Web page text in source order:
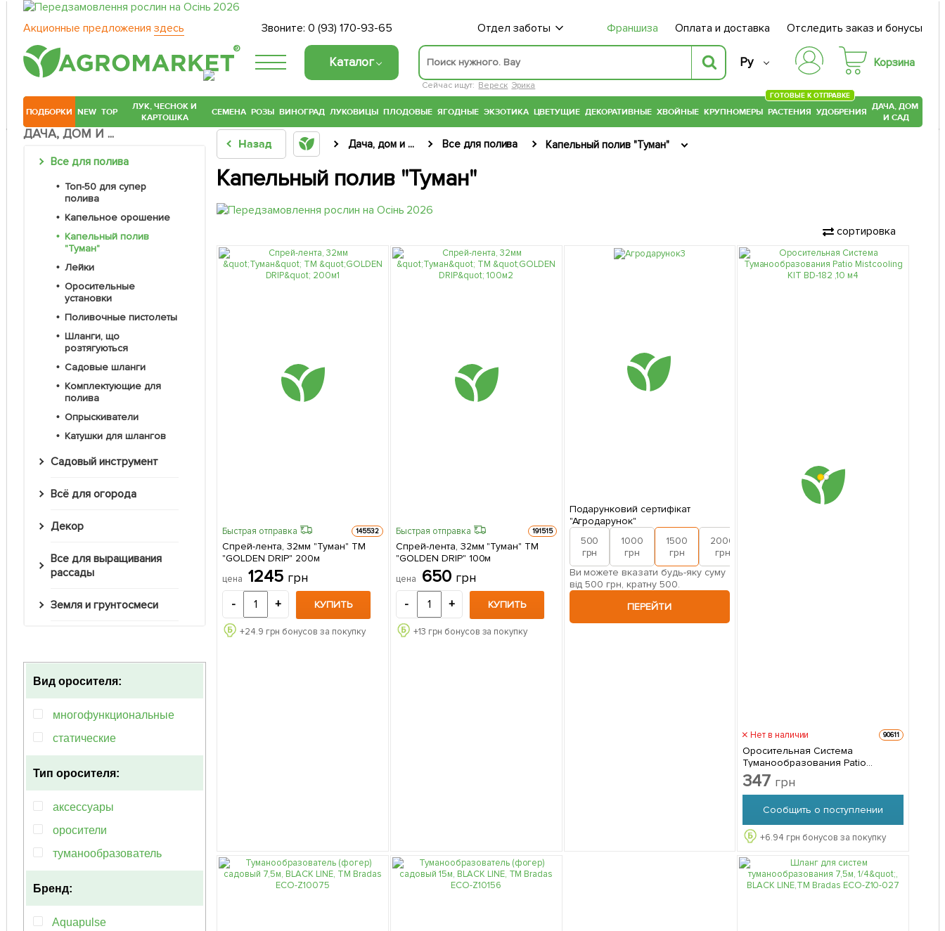
Акционные предложения здесь Звоните:0 (93) 170-93-65 Отдел заботы Франшиза Оплата и доставка Отследить заказ и бонусы
®
Каталог
Сейчас ищут: Вереск Эрика
Ру Корзина
ПОДБОРКИ NEW TOP
ЛУК, ЧЕСНОК И
КАРТОШКА
СЕМЕНА РОЗЫ ВИНОГРАД ЛУКОВИЦЫ ПЛОДОВЫЕ ЯГОДНЫЕ ЭКЗОТИКА ЦВЕТУЩИЕ ДЕКОРАТИВНЫЕ ХВОЙНЫЕ КРУПНОМЕРЫ РАСТЕНИЯ
ГОТОВЫЕ К ОТПРАВКЕ
УДОБРЕНИЯ ДАЧА, ДОМ
И САД
ДАЧА, ДОМ И ...
Все для полива
Топ-50 для супер
полива
Капельное орошение
Капельный полив
"Туман"
Лейки
Оросительные
установки
Поливочные пистолеты
Шланги, що
розтягуються
Садовые шланги
Комплектующие для
полива
Опрыскиватели
Катушки для шлангов
Садовый инструмент
Всё для огорода
Декор
Все для выращивания
рассады
Земля и грунтосмеси
Вид оросителя:
многофункциональные
статические
Тип оросителя:
аксессуары
оросители
туманообразователь
Бренд:
Aquapulse
Назад Дача, дом и ... Все для полива Капельный полив "Туман"
Капельный полив "Туман"
сортировка
Быстрая отправка 145532
Спрей-лента, 32мм "Туман" ТМ
"GOLDEN DRIP" 200м
цена 1245 грн
- + КУПИТЬ
+24.9 грн бонусов за покупку
Быстрая отправка 191515
Спрей-лента, 32мм "Туман" ТМ
"GOLDEN DRIP" 100м
цена 650 грн
- + КУПИТЬ
+13 грн бонусов за покупку
Подарунковий сертифікат
"Агродарунок"
500
грн
1000
грн
1500
грн
2000
грн
Ви можете вказати будь-яку суму
від 500 грн, кратну 500.
ПЕРЕЙТИ
Нет в наличии 90611
Оросительная Система
Туманообразования Patio
Mistcooling KIT BD-182 ,10 м
347 грн
Сообщить о поступлении
+6.94 грн бонусов за покупку